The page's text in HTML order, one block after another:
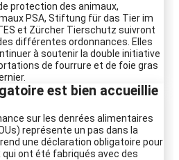
protection des animaux,
PSA, Stiftung für das Tier im
et Zürcher Tierschutz suivront
différentes ordonnances. Elles
à soutenir la double initiative
de fourrure et de foie gras
est bien accueillie
sur les denrées alimentaires
représente un pas dans la
une déclaration obligatoire pour
ont été fabriqués avec des